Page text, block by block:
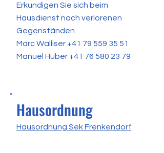
Erkundigen Sie sich beim
Hausdienst nach verlorenen
Gegenständen.
Marc Walliser +41 79 559 35 51
Manuel Huber +41 76 580 23 79
Hausordnung
Hausordnung Sek Frenkendorf